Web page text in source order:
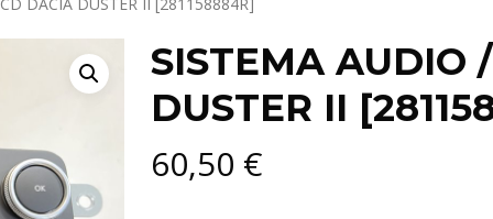
SISTEMA AUDIO
DUSTER II
60,50 €